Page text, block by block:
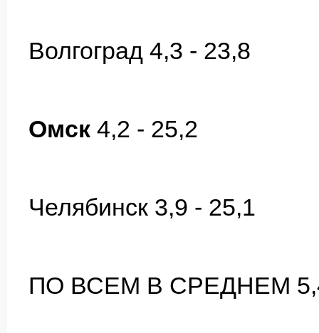
Волгоград 4,3 - 23,8
Омск 4,2 - 25,2
Челябинск 3,9 - 25,1
ПО ВСЕМ В СРЕДНЕМ